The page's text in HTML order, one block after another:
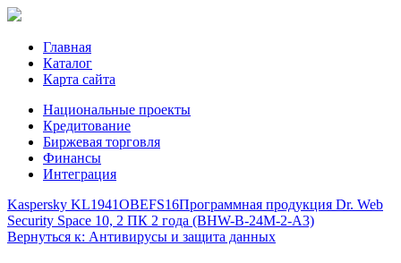
Главная
Каталог
Карта сайта
Национальные проекты
Кредитование
Биржевая торговля
Финансы
Интеграция
Kaspersky KL1941OBEFS16Программная продукция Dr. Web
Security Space 10, 2 ПК 2 года (BHW-B-24M-2-A3)
Вернуться к: Антивирусы и защита данных